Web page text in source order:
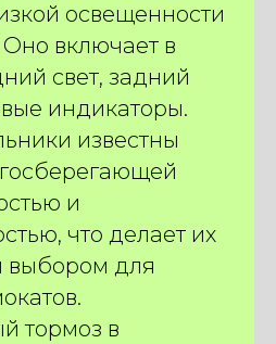
освещенности
включает в
свет, задний
индикаторы.
известны
и
что делает их
выбором для
тормоз в